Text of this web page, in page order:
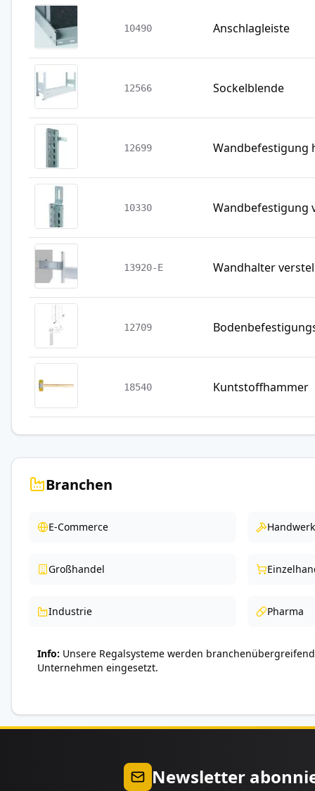
10490 Anschlagleiste
12566 Sockelblende
12699 Wandbefestigung
10330 Wandbefestigung
13920-E Wandhalter
12709
18540 Kuntstoffhammer
Branchen
E-Commerce Handwerk
Großhandel
Industrie Pharma
Info Unsere Regalsysteme werden
Unternehmen eingesetzt.
Newsletter